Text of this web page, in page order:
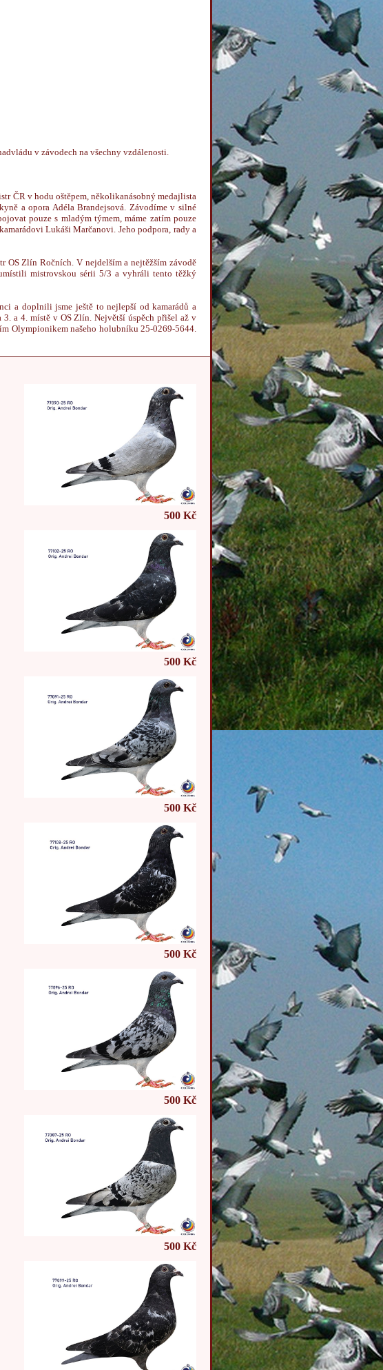
v závodech na všechny vzdálenosti.
ČR v hodu oštěpem, několikanásobný medajlista
a opora Adéla Brandejsová. Závodíme v silné
pouze s mladým týmem, máme zatím pouze
Lukáši Marčanovi. Jeho podpora, rady a
Zlín Ročních. V nejdelším a nejtěžším závodě
mistrovskou sérii 5/3 a vyhráli tento těžký
a doplnili jsme ještě to nejlepší od kamarádů a
a 4. místě v OS Zlín. Největší úspěch přišel až v
Olympionikem našeho holubníku 25-0269-5644.
500 Kč
500 Kč
500 Kč
500 Kč
500 Kč
500 Kč